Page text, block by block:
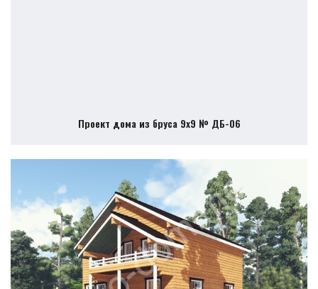
Проект дома из бруса 9х9 № ДБ-06